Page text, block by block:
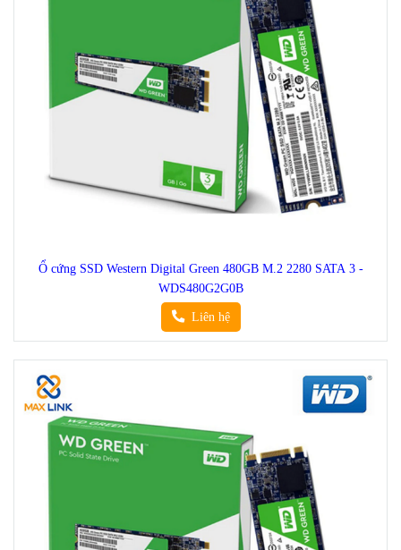
Ổ cứng SSD Western Digital Green 480GB M.2 2280 SATA 3 -
WDS480G2G0B
Liên hệ